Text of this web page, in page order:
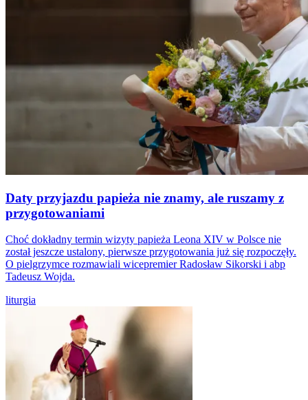
Daty przyjazdu papieża nie znamy, ale ruszamy z
przygotowaniami
Choć dokładny termin wizyty papieża Leona XIV w Polsce nie
został jeszcze ustalony, pierwsze przygotowania już się rozpoczęły.
O pielgrzymce rozmawiali wicepremier Radosław Sikorski i abp
Tadeusz Wojda.
liturgia